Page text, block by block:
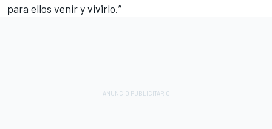
para ellos venir y vivirlo.”